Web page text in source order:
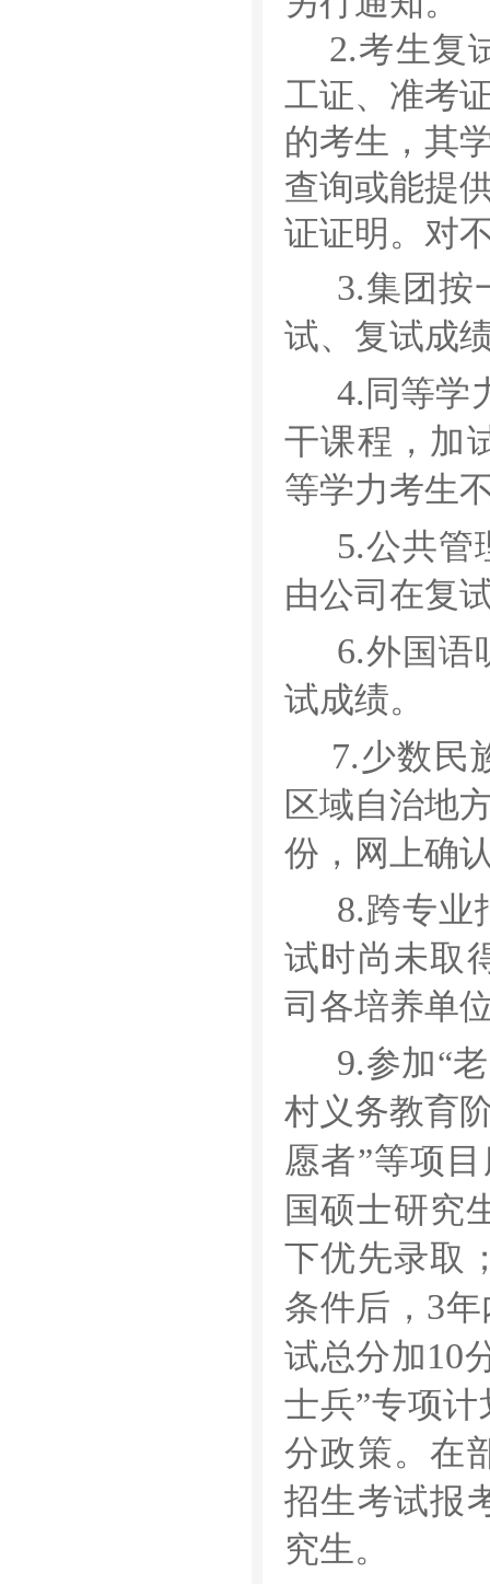
2.考生复
工证、准考
的考生，其
查询或能提
证证明。对
3.集团按
试、复试成
4. 同等学
干课程，加
等学力考生
5.公共管
由公司在复
6.外国语
试成绩。
7.少数民
区域自治地
份， 网上确
8.跨专业
试时尚未取
司各培养单
9.参加“
村义务教育
愿者”等项
国硕士研究
下优先录取
条件后， 3年
试总分加10
士兵”专项计
分政策。在
招生考试报
究生。